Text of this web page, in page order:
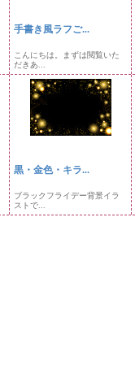
手書き風ラフご...
こんにちは。まずは閲覧いた
だきあ...
黒・金色・キラ...
ブラックフライデー背景イラ
ストで...